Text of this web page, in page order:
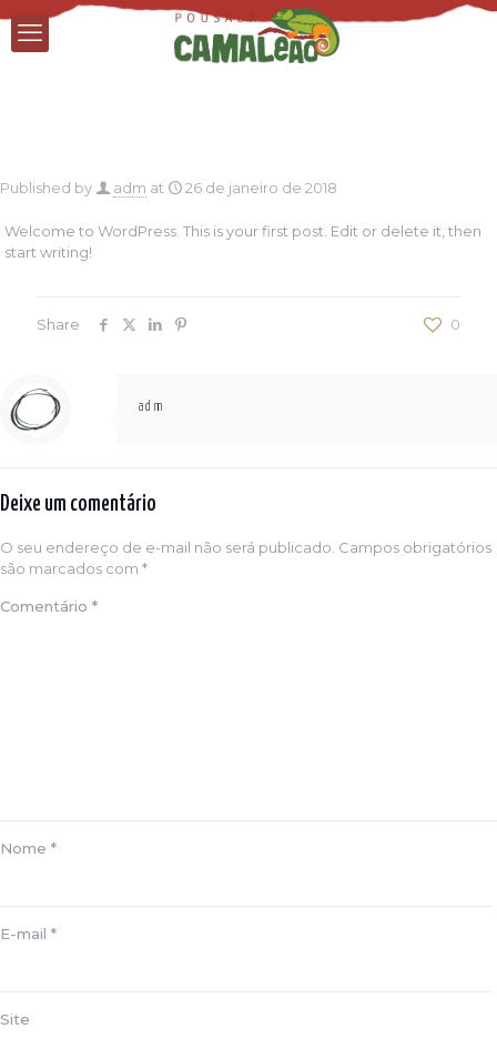
Published by adm at 26 de janeiro de 2018
Welcome to WordPress. This is your first post. Edit or delete it, then
start writing!
Share 0
adm
Deixe um comentário
O seu endereço de e-mail não será publicado. Campos obrigatórios
são marcados com *
Comentário *
Nome *
E-mail *
Site